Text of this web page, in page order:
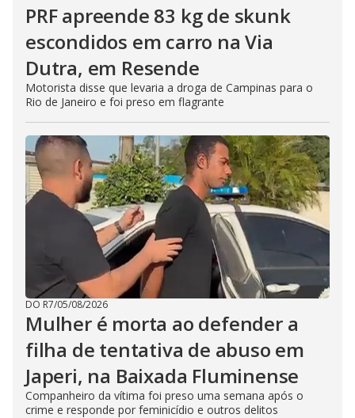
PRF apreende 83 kg de skunk
escondidos em carro na Via
Dutra, em Resende
Motorista disse que levaria a droga de Campinas para o
Rio de Janeiro e foi preso em flagrante
DO R7/05/08/2026
Mulher é morta ao defender a
filha de tentativa de abuso em
Japeri, na Baixada Fluminense
Companheiro da vítima foi preso uma semana após o
crime e responde por feminicídio e outros delitos